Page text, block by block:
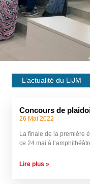
L’actualité du LiJM
Concours de
26 Mai 2022
La finale de la première
ce 24 mai à
Lire plus »